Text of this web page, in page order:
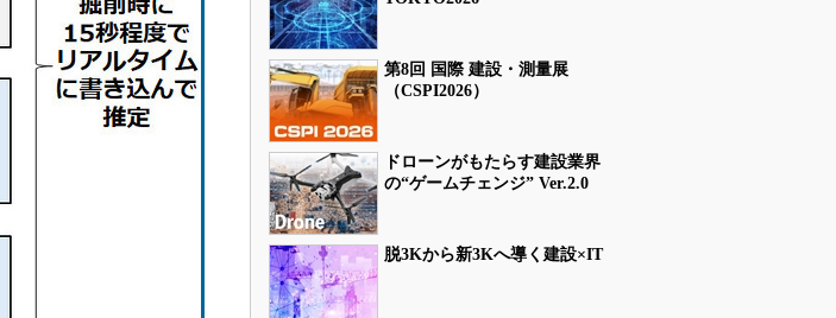
第8回 国際 建設・測量展
（CSPI2026）
ドローンがもたらす建設業界
の“ゲームチェンジ” Ver.2.0
脱3Kから新3Kへ導く建設×IT